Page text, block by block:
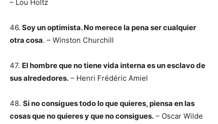
– Lou Holtz
46. Soy un optimista. No merece la pena ser cualquier
otra cosa. – Winston Churchill
47. El hombre que no tiene vida interna es un esclavo de
sus alrededores. – Henri Frédéric Amiel
48. Si no consigues todo lo que quieres, piensa en las
cosas que no quieres y que no consigues. – Oscar Wilde